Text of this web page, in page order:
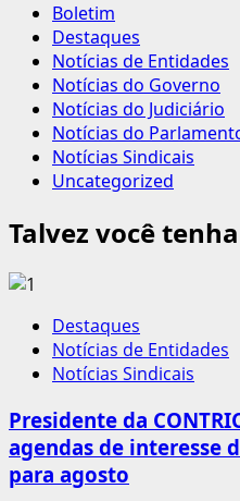
Boletim
Destaques
Notícias de Entidades
Notícias do Governo
Notícias do Judiciário
Notícias do
Notícias Sindicais
Uncategorized
Talvez você
Destaques
Notícias de Entidades
Notícias Sindicais
Presidente da
agendas de interesse
para agosto